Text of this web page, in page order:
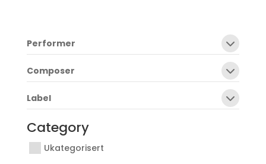
Performer
Composer
Label
Category
Ukategorisert